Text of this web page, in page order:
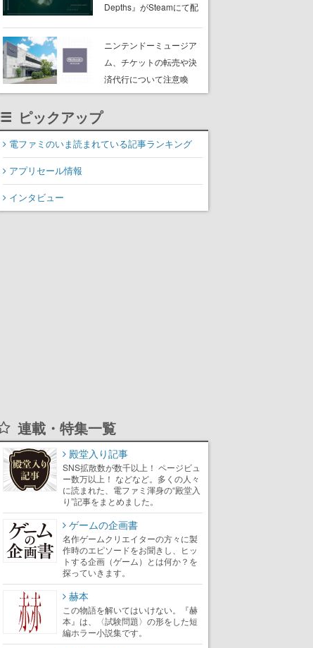
Depths』がSteamにて配
たよりに海底からの脱出
を目指す
ニンテンドーミュージア
ム、チケットの転売や決
済代行について注意喚
起。公式サイト以外で買
ない事例が複数発生
ピックアップ
電ファミのいま読まれている記事ランキング
アプリセール情報
インタビュー
連載・特集一覧
殿堂入り記事
SNS拡散数が数千以上！ ページビュ
ー数万以上！ などなど。多くの人々
に読まれた、電ファミ渾身の“殿堂入
り”記事をまとめました。
ゲームの企画書
名作ゲームクリエイターの方々に製
作時のエピソードをお聞きし、ヒッ
トする企画（ゲーム）とは何か？を
探っていきます。
赫本
この物語を解いてはいけない。『赫
本』は、〈試験問題〉の形をした短
編ホラー小説集です。